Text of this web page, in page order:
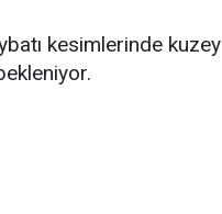
kesimlerinde kuzey